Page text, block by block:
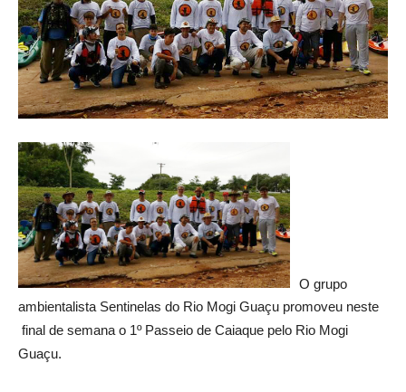
O grupo
ambientalista Sentinelas do Rio Mogi Guaçu promoveu neste
final de semana o 1º Passeio de Caiaque pelo Rio Mogi
Guaçu.